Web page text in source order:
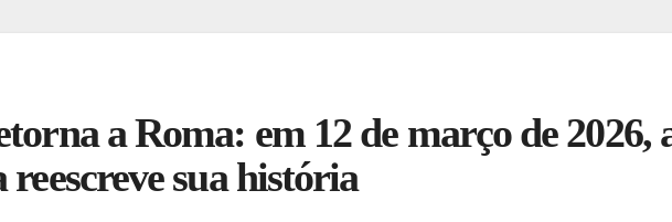
a Roma: em 12 de março de 2026,
sua história